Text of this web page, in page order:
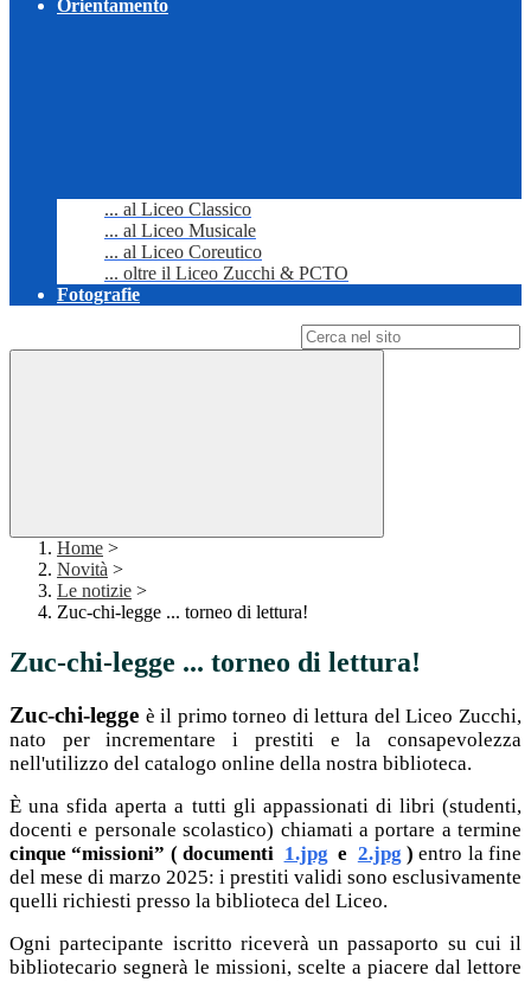
Orientamento
... al Liceo Classico
... al Liceo Musicale
... al Liceo Coreutico
... oltre il Liceo Zucchi & PCTO
Fotografie
Home >
Novità >
Le notizie >
Zuc-chi-legge ... torneo di lettura!
Zuc-chi-legge ... torneo di lettura!
Zuc-chi-legge è il primo torneo di lettura del Liceo Zucchi,
nato per incrementare i prestiti e la consapevolezza
nell'utilizzo del catalogo online della nostra biblioteca.
È una sfida aperta a tutti gli appassionati di libri (studenti,
docenti e personale scolastico) chiamati a portare a termine
cinque “missioni” ( documenti 1.jpg e 2.jpg )entro la fine
del mese di marzo 2025: i prestiti validi sono esclusivamente
quelli richiesti presso la biblioteca del Liceo.
Ogni partecipante iscritto riceverà un passaporto su cui il
bibliotecario segnerà le missioni, scelte a piacere dal lettore